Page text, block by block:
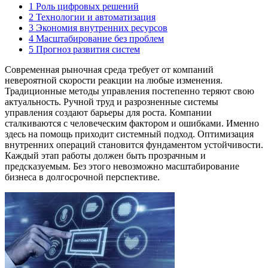
1 Роль цифровых решений
2 Технологии и автоматизация
3 Экономия внутренних ресурсов
4 Масштабирование без проблем
5 Прогноз развития систем
Современная рыночная среда требует от компаний
невероятной скорости реакции на любые изменения.
Традиционные методы управления постепенно теряют свою
актуальность. Ручной труд и разрозненные системы
управления создают барьеры для роста. Компании
сталкиваются с человеческим фактором и ошибками. Именно
здесь на помощь приходит системный подход. Оптимизация
внутренних операций становится фундаментом устойчивости.
Каждый этап работы должен быть прозрачным и
предсказуемым. Без этого невозможно масштабирование
бизнеса в долгосрочной перспективе.